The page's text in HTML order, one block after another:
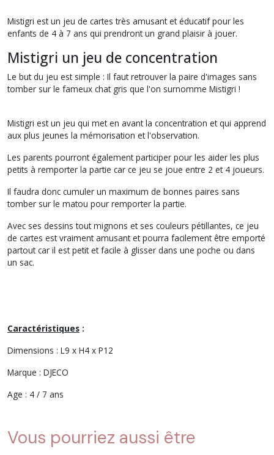
Mistigri est un jeu de cartes très amusant et éducatif pour les
enfants de 4 à 7 ans qui prendront un grand plaisir à jouer.
Mistigri un jeu de concentration
Le but du jeu est simple : Il faut retrouver la paire d'images sans
tomber sur le fameux chat gris que l'on surnomme Mistigri !
Mistigri est un jeu qui met en avant la concentration et qui apprend
aux plus jeunes la mémorisation et l'observation.
Les parents pourront également participer pour les aider les plus
petits à remporter la partie car ce jeu se joue entre 2 et 4 joueurs.
Il faudra donc cumuler un maximum de bonnes paires sans
tomber sur le matou pour remporter la partie.
Avec ses dessins tout mignons et ses couleurs pétillantes, ce jeu
de cartes est vraiment amusant et pourra facilement être emporté
partout car il est petit et facile à glisser dans une poche ou dans
un sac.
Caractéristiques :
Dimensions : L9 x H4 x P12
Marque : DJECO
Age : 4 / 7 ans
Vous pourriez aussi être